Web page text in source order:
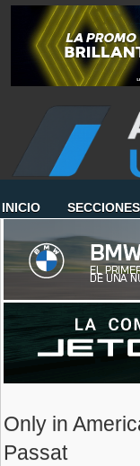
INICIO SECCIONES
Only in
Passat